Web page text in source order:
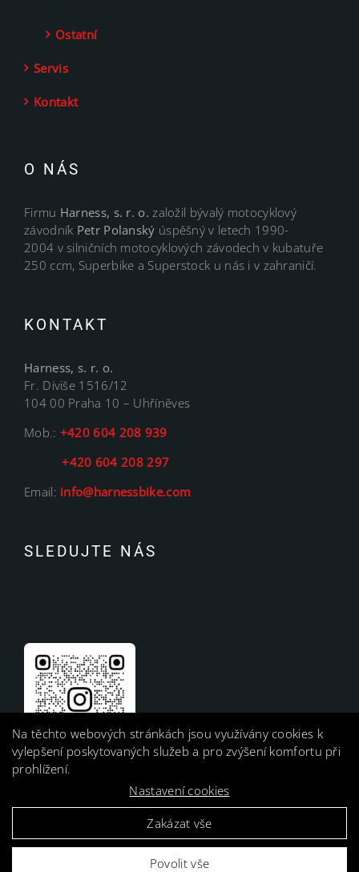
Ostatní
Servis
Kontakt
O NÁS
Firmu Harness, s. r. o.založil bývalý motocyklový
závodník Petr Polanský úspěšný v letech 1990-
2004 v silničních motocyklových závodech v kubatuře
250 ccm, Superbike a Superstock u nás i v zahraničí.
KONTAKT
Harness, s. r. o.
Fr. Diviše 1516/12
104 00 Praha 10 – Uhříněves
Mob.: +420 604 208 939
+420 604 208 297
Email: info@harnessbike.com
SLEDUJTE NÁS
Na těchto webových stránkách jsou využívány cookies k
vylepšení poskytovaných služeb a pro zvýšení komfortu při
prohlížení.
Nastavení cookies
Zakázat vše
Povolit vše